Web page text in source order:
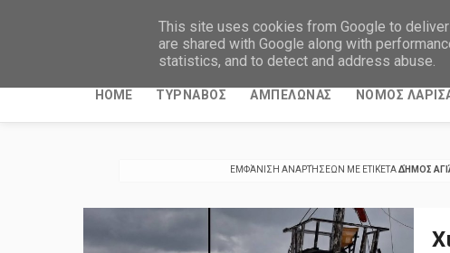
ΤΥΡΝΑΒΙΤΙΚΑ ΝΕΑ
HOME ΤΥΡΝΑΒΟΣ ΑΜΠΕΛΩΝΑΣ ΝΟΜΟΣ
ΕΜΦΆΝΙΣΗ ΑΝΑΡΤΉΣΕΩΝ ΜΕ ΕΤΙΚΈΤΑΔΉΜΟΣ
This site uses cookies from Google to
are shared with Google along with
statistics, and to detect and address abuse.